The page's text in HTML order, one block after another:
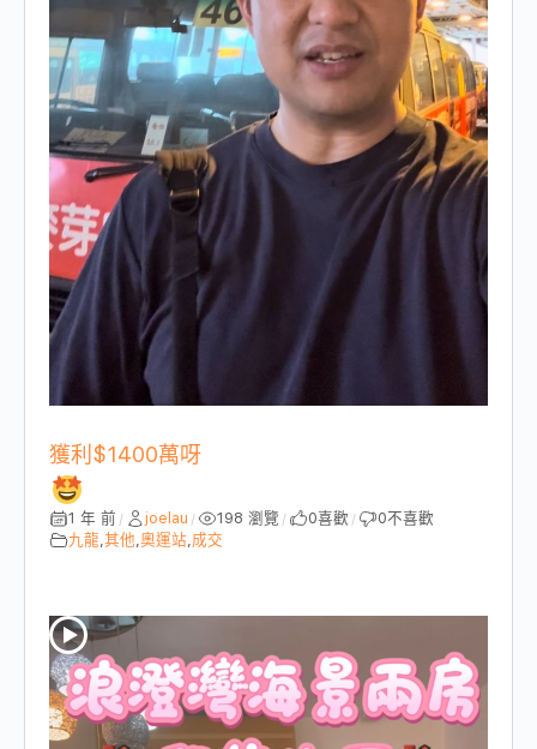
獲利$1400萬呀
1 年 前 / joelau / 198 瀏覽 / 0喜歡 / 0不喜歡
九龍,其他,奧運站,成交